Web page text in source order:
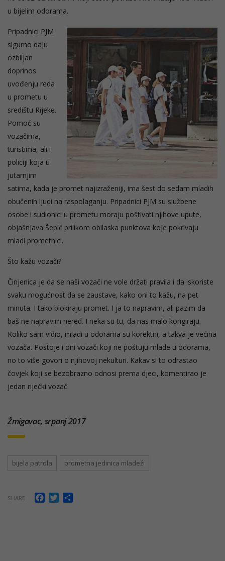
u bijelim odorama.
Pripadnici PJM
sigurno daju
ozbiljan
doprinos
uvođenju reda
u prometu u
središtu Rijeke.
Pomoć su
vozačima,
turistima, ali i
policiji koja u
jutarnjim
satima, kada je promet najizraženiji, ima šest do sedam mladih
obučenih ljudi na raspolaganju. Pripadnici PJM su službene
osobe i sudionici u prometu moraju poštivati njihove upute,
objašnjava Šepić prilikom obilaska punktova koje pokrivaju
mladi prometnici.
Što kažu vozači?
Činjenica je da se naši vozači ne vole držati pravila i da iskoriste
svaku mogućnost da se zaustave, kako oni to kažu, na pet
minuta. I tako blokiraju promet. I ja to napravim, ali pazim da
baš ne napravim nered. I neka su tu, da nas malo korigiraju.
Koliko sam vidio, mladi u odorama su korektni, a takva je većina
vozača. Postoje i oni vozači koji ne poštuju mlade u odorama,
no to više govori o njihovoj nekulturi. Kakav si to odrastao
čovjek koji se bezobrazno odnosi prema djeci, komentirao je
jedan riječki vozač.
Žmigavac, srpanj 2017
bijela patrola prometna jedinica mladeži
SHARE Facebook
Twitter